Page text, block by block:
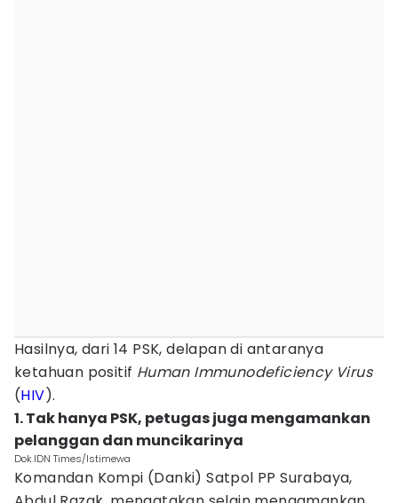
Hasilnya, dari 14 PSK, delapan di antaranya
ketahuan positif Human Immunodeficiency Virus
(HIV).
1. Tak hanya PSK, petugas juga mengamankan
pelanggan dan muncikarinya
Dok.IDN Times/Istimewa
Komandan Kompi (Danki) Satpol PP Surabaya,